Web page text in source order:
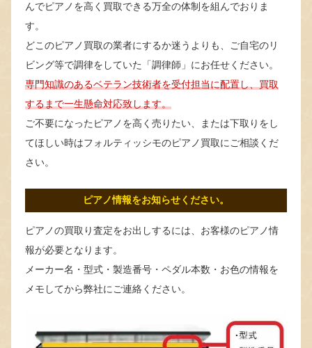
んでピアノを高く買取できる万全の体制を組んでおりま
す。
どこのピアノ買取の業者にするか迷うよりも、ご自宅のリ
ビング等で調律をしていた「調律師」にお任せください。
専門知識のあるベテラン技術者を受付担当に配置し、買取
するまで一生懸命対応致します。
ご不要になったピアノを高く売りたい、または下取りをし
てほしい時はフォルティッシモのピアノ買取にご相談くだ
さい。
ピアノ情報をお知らせください。
ピアノの買取り査定をお出しするには、お客様のピアノ情
報が必要となります。
メーカー名・型式・製造番号・ペダル本数・お色の情報を
メモしてから弊社にご連絡ください。